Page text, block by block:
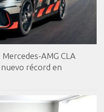
AMG CLA
récord en